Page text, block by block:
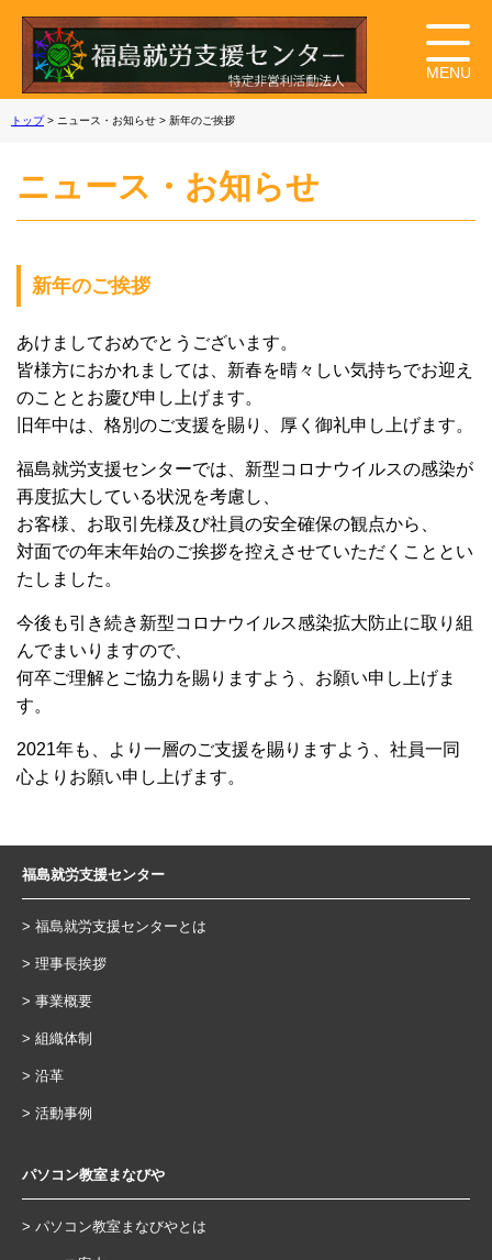
トップ> ニュース・お知らせ > 新年のご挨拶
ニュース・お知らせ
新年のご挨拶
あけましておめでとうございます。
皆様方におかれましては、新春を晴々しい気持ちでお迎え
のこととお慶び申し上げます。
旧年中は、格別のご支援を賜り、厚く御礼申し上げます。
福島就労支援センターでは、新型コロナウイルスの感染が
再度拡大している状況を考慮し、
お客様、お取引先様及び社員の安全確保の観点から、
対面での年末年始のご挨拶を控えさせていただくこととい
たしました。
今後も引き続き新型コロナウイルス感染拡大防止に取り組
んでまいりますので、
何卒ご理解とご協力を賜りますよう、お願い申し上げま
す。
2021年も、より一層のご支援を賜りますよう、社員一同
心よりお願い申し上げます。
福島就労支援センター
福島就労支援センターとは
理事長挨拶
事業概要
組織体制
沿革
活動事例
パソコン教室まなびや
パソコン教室まなびやとは